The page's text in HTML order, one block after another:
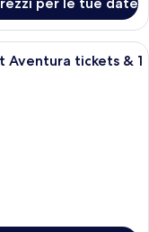
d'albergo con due letti,
Aventura tickets & 1